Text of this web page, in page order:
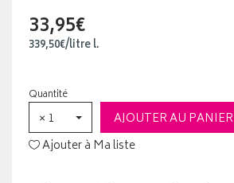
33,95€
339,50€/litrel.
Quantité
× 1
AJOUTER AU PANIER
Ajouter à Ma liste